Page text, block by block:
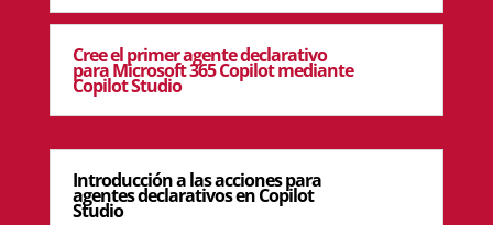
Cree el primer agente declarativo
para Microsoft 365 Copilot mediante
Copilot Studio
Introducción a las acciones para
agentes declarativos en Copilot
Studio